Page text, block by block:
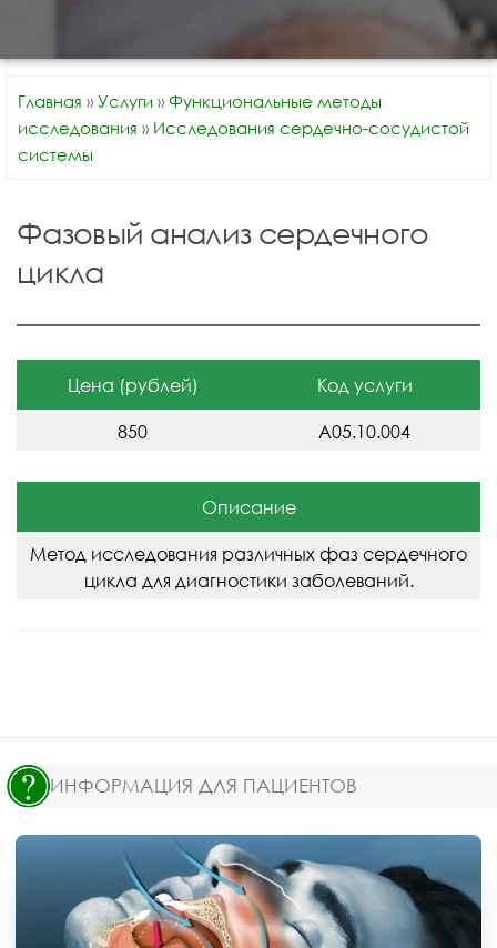
Главная » Услуги » Функциональные методы
исследования » Исследования сердечно-сосудистой
системы
Фазовый анализ сердечного
цикла
Цена (рублей) Код услуги
850 A05.10.004
Описание
Метод исследования различных фаз сердечного
цикла для диагностики заболеваний.
ИНФОРМАЦИЯ ДЛЯ ПАЦИЕНТОВ